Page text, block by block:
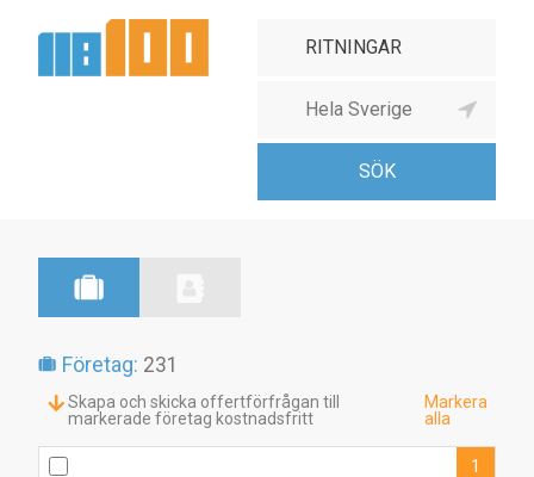
Företag: 231
Skapa och skicka offertförfrågan till
markerade företag kostnadsfritt
Markera
alla
1